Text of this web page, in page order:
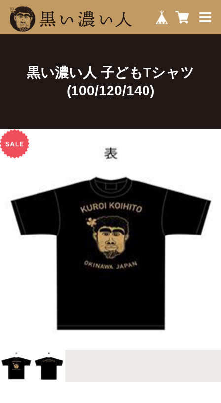
黒い濃い人 子どもTシャツ
(100/120/140)